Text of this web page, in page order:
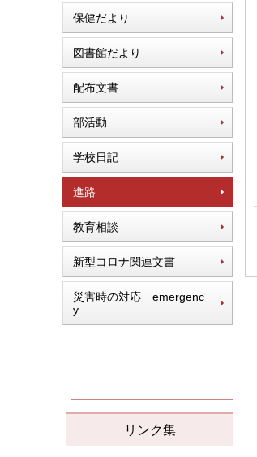
保健だより
図書館だより
配布文書
部活動
学校日記
進路
教育相談
新型コロナ関連文書
災害時の対応 emergenc
y
リンク集